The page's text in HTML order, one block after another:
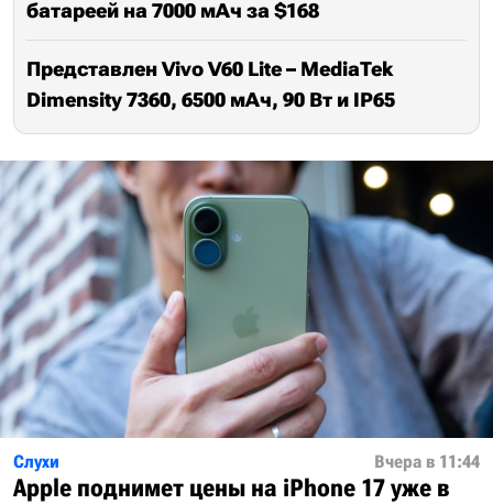
батареей на 7000 мАч за $168
Представлен Vivo V60 Lite – MediaTek
Dimensity 7360, 6500 мАч, 90 Вт и IP65
Слухи Вчера в 11:44
Apple поднимет цены на iPhone 17 уже в